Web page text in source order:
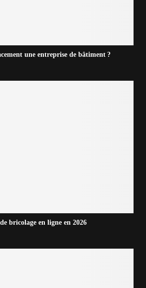
une entreprise de bâtiment ?
bricolage en ligne en 2026